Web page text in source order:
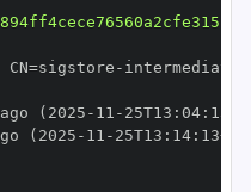
CN=sigstore -
(2025 - 11 - 25T13 : 04:
(2025 - 11 - 25T13 : 14: 13+00